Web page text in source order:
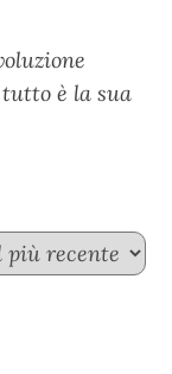
è la sua